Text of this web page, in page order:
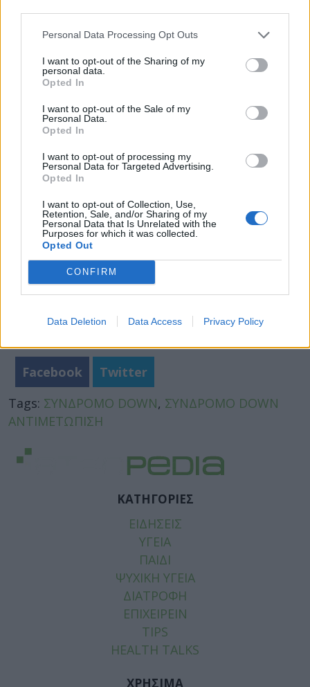
Personal Data Processing Opt Outs
I want to opt-out of the Sharing of my
personal data.
Opted In
I want to opt-out of the Sale of my
Personal Data.
Opted In
I want to opt-out of processing my
Personal Data for Targeted Advertising.
Opted In
I want to opt-out of Collection, Use,
Retention, Sale, and/or Sharing of my
Personal Data that Is Unrelated with the
Purposes for which it was collected.
Opted Out
CONFIRM
Data Deletion Data Access Privacy Policy
απλή δραστηριότητα για πολλούς πάσχοντες από
σύνδρομο Down»
, δήλωσε ο
επιβλέπων
ερευνητής Dr. Dan Gordon
καθηγητής Καρδιοαναπνευστικής Φυσιολογίας
της Άσκησης στο Πανεπιστήμιο Anglia Ruskin. «
αποτελέσειπανίσχυρο μέσον για την ανάπτυξη των
νοητικών και εκτελεστικών λειτουργιών τους
Φωτογραφία: iStock
Facebook
Twitter
Tags: ΣΥΝΔΡΟΜΟ DOWN, ΣΥΝΔΡΟΜΟ DOWN
ΑΝΤΙΜΕΤΩΠΙΣΗ
ΚΑΤΗΓΟΡΙΕΣ
ΕΙΔΗΣΕΙΣ
ΥΓΕΙΑ
ΠΑΙΔΙ
ΨΥΧΙΚΗ ΥΓΕΙΑ
ΔΙΑΤΡΟΦΗ
ΕΠΙΧΕΙΡΕΙΝ
TIPS
HEALTH TALKS
ΧΡΗΣΙΜΑ